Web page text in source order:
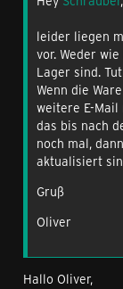
leider liegen
vor. Weder
Lager sind.
Wenn die
weitere E-Mail
das bis nach
noch mal,
aktualisiert
Gruß
Oliver
Hallo Oliver,